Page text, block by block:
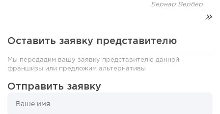
От стартапа за 30 тысяч рублей до бизнеса стоимостью
Бернар Вербер
Оставить заявку представителю
Мы передадим вашу заявку представителю данной
франшизы или предложим альтернативы
Отправить заявку